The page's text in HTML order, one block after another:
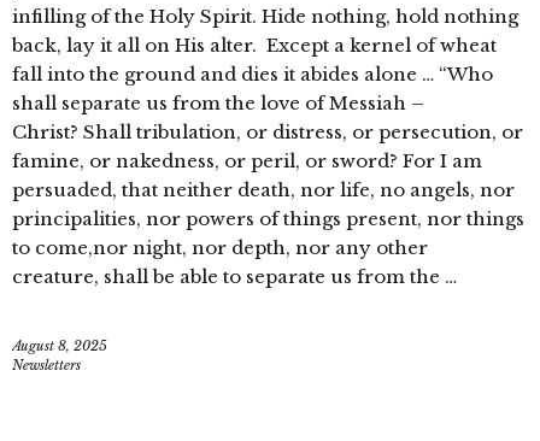
infilling of the Holy Spirit. Hide nothing, hold nothing
back, lay it all on His alter. Except a kernel of wheat
fall into the ground and dies it abides alone … “Who
shall separate us from the love of Messiah –
Christ? Shall tribulation, or distress, or persecution, or
famine, or nakedness, or peril, or sword? For I am
persuaded, that neither death, nor life, no angels, nor
principalities, nor powers of things present, nor things
to come,nor night, nor depth, nor any other
creature, shall be able to separate us from the …
August 8, 2025
Newsletters